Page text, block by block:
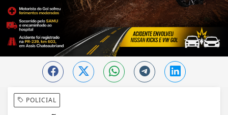
POLICIAL